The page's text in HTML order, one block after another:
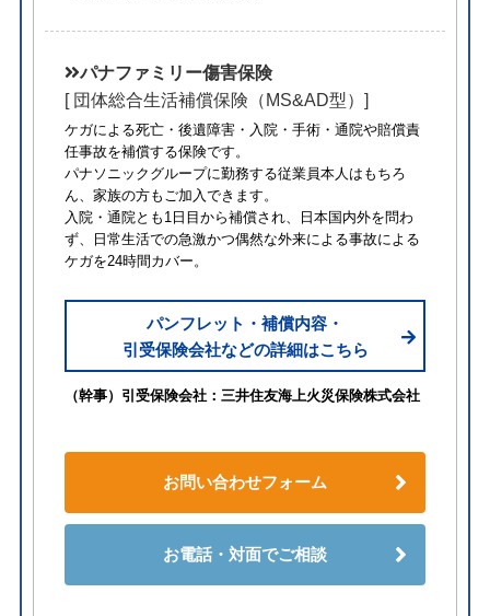
パナファミリー傷害保険
[ 団体総合生活補償保険（MS&AD型）]
ケガによる死亡・後遺障害・入院・手術・通院や賠償責
任事故を補償する保険です。
パナソニックグループに勤務する従業員本人はもちろ
ん、家族の方もご加入できます。
入院・通院とも1日目から補償され、日本国内外を問わ
ず、日常生活での急激かつ偶然な外来による事故による
ケガを24時間カバー。
パンフレット・補償内容・
引受保険会社などの詳細はこちら
（幹事）引受保険会社：三井住友海上火災保険株式会社
お問い合わせフォーム
お電話・対面でご相談